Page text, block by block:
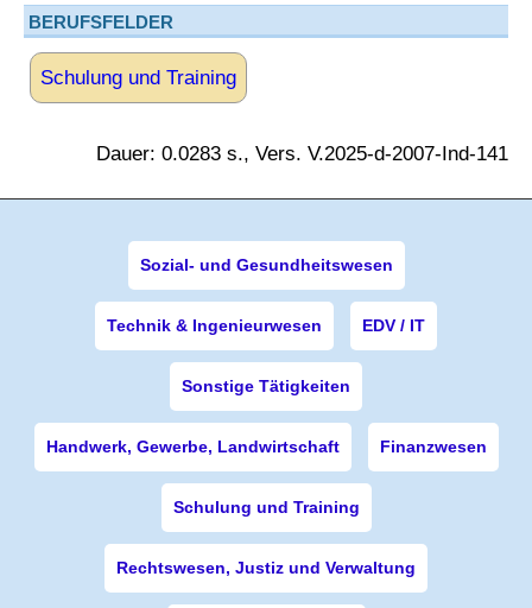
BERUFSFELDER
Schulung und Training
Dauer: 0.0283 s., Vers. V.2025-d-2007-Ind-141
Sozial- und Gesundheitswesen
Technik & Ingenieurwesen EDV / IT
Sonstige Tätigkeiten
Handwerk, Gewerbe, Landwirtschaft Finanzwesen
Schulung und Training
Rechtswesen, Justiz und Verwaltung